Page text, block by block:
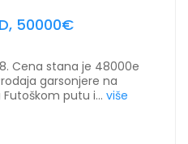
50000€
Cena stana je 48000e
garsonjere na
putu i... više